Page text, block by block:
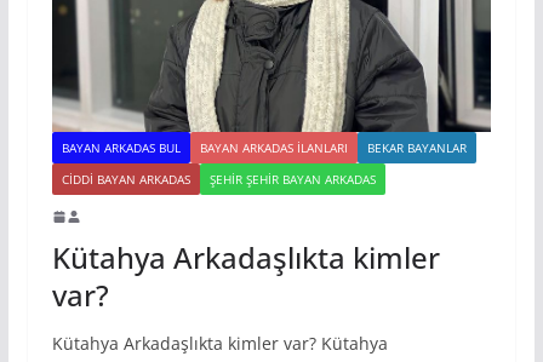
BAYAN ARKADAS BUL BAYAN ARKADAS ILANLARI
BEKAR BAYANLAR
CIDDI BAYAN ARKADAS
ŞEHIR ŞEHIR BAYAN ARKADAS
Kütahya Arkadaşlıkta kimler
var?
Kütahya Arkadaşlıkta kimler var? Kütahya